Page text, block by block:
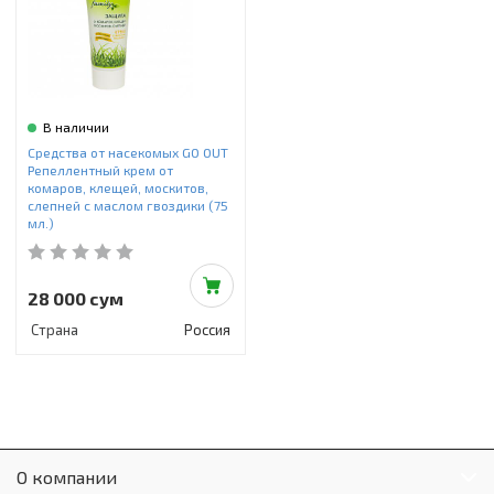
Инструменты и техника
Товары для дома
Фильтры для воды
Сантехника
В наличии
Средства от насекомых GO OUT
Репеллентный крем от
комаров, клещей, москитов,
слепней с маслом гвоздики (75
мл.)
28 000 сум
Страна Россия
О компании